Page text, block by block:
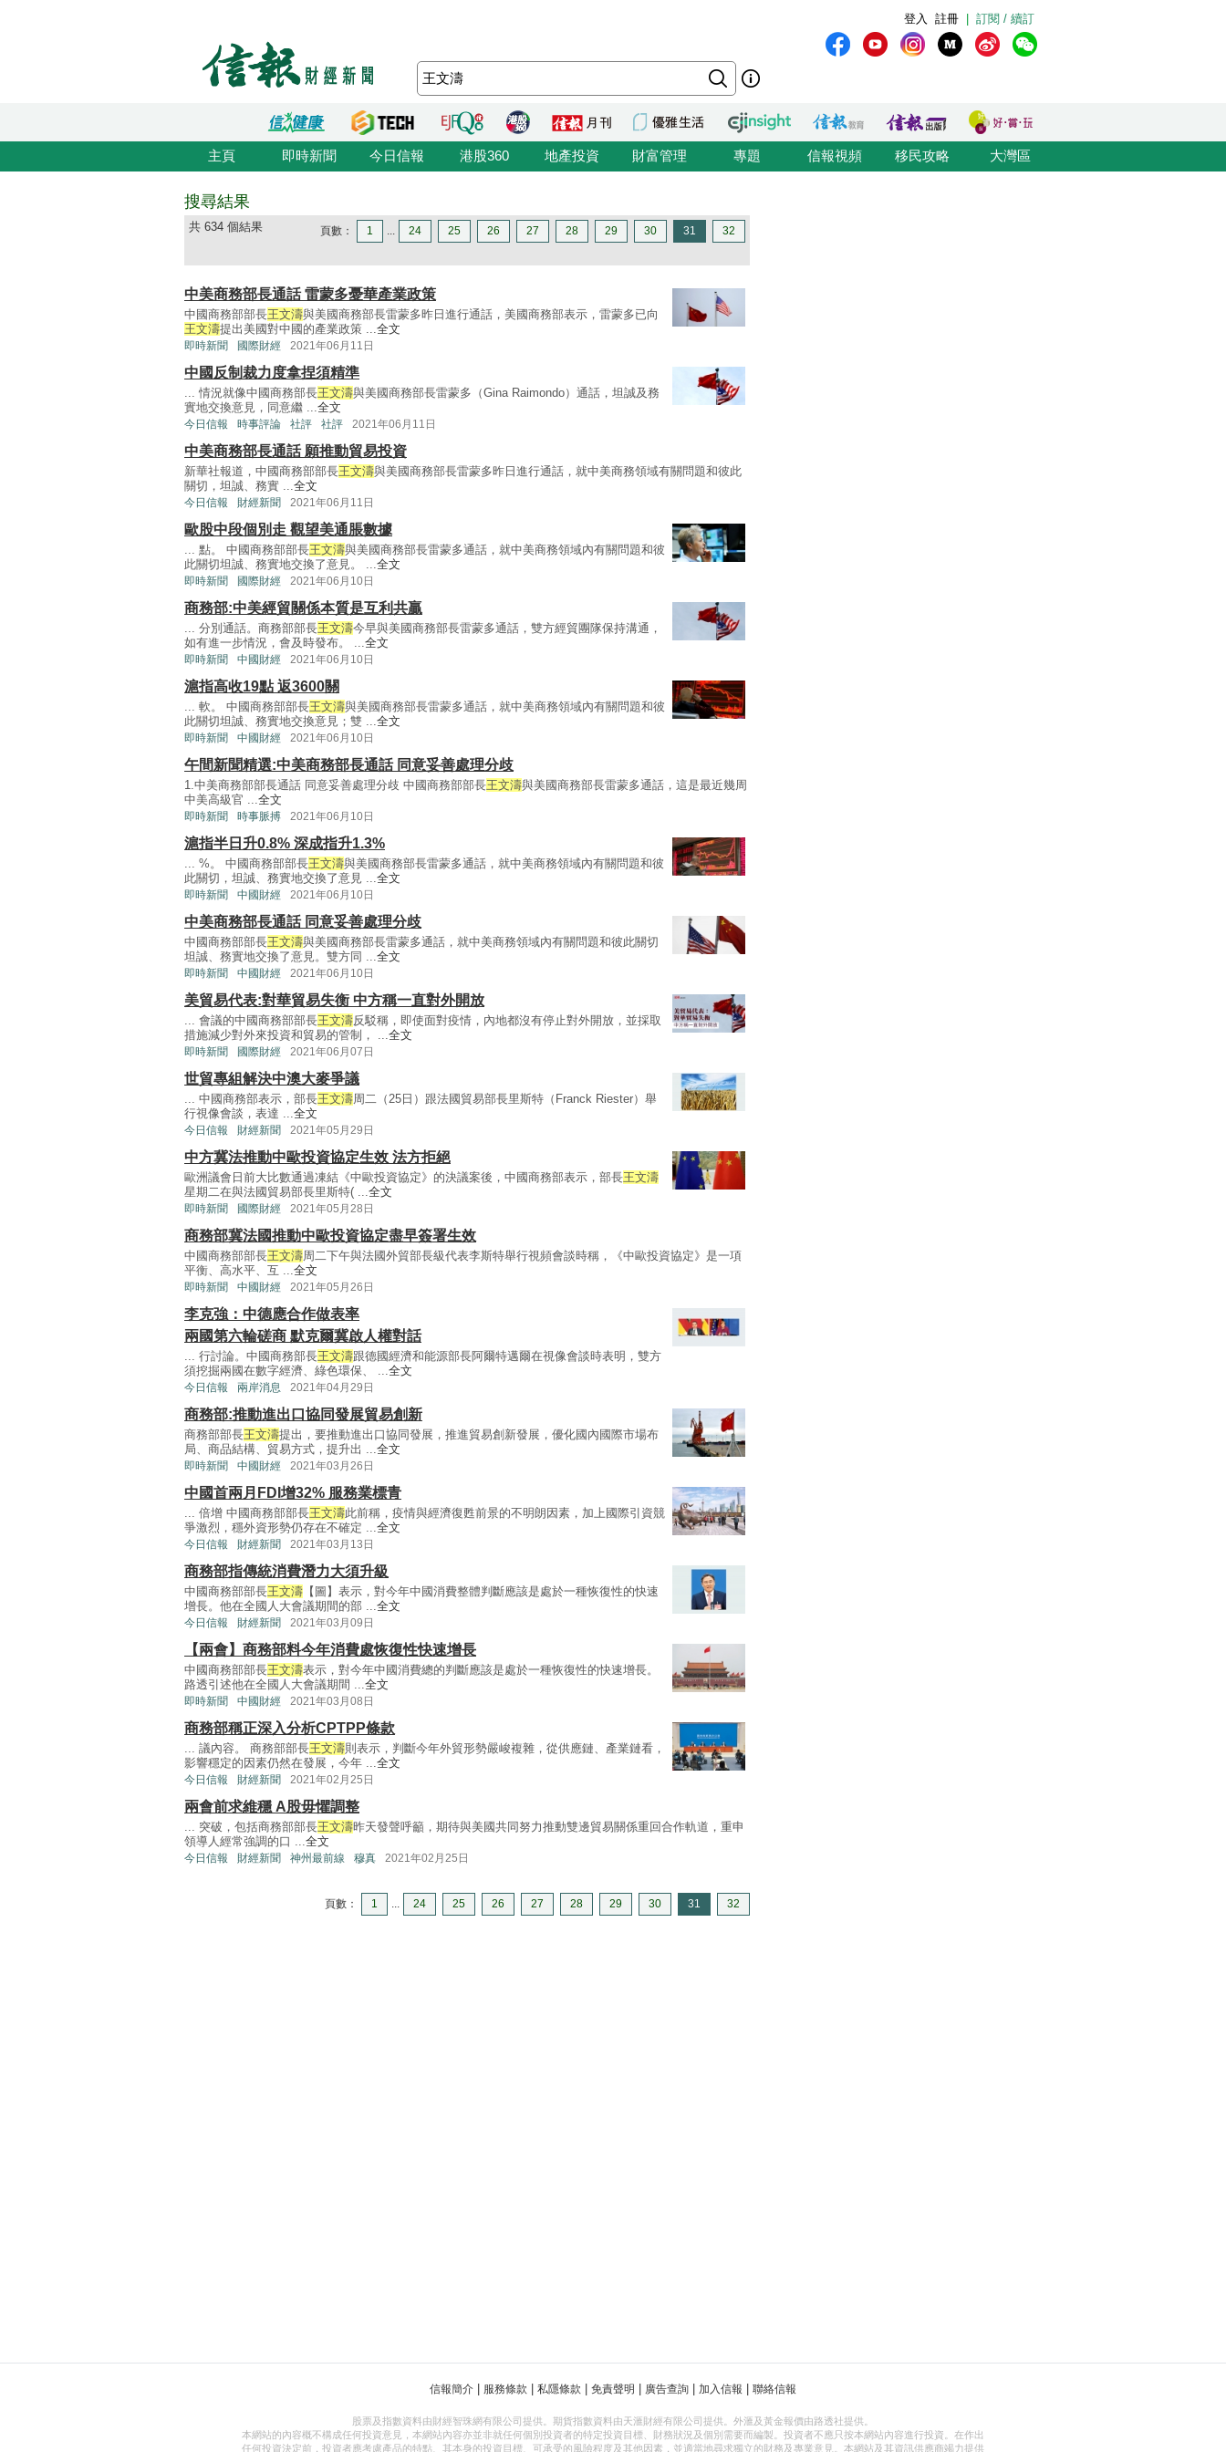
訂閱 / 續訂
註冊
登入
主頁 即時新聞 今日信報 港股360 地產投資 財富管理 專題 信報視頻 移民攻略 大灣區
搜尋結果
共 634 個結果 頁數： 1 ... 24 25 26 27 28 29 30 31 32
中美商務部長通話 雷蒙多憂華產業政策
中國商務部部長王文濤與美國商務部長雷蒙多昨日進行通話，美國商務部表示，雷蒙多已向
王文濤提出美國對中國的產業政策 ...全文
即時新聞 國際財經 2021年06月11日
中國反制裁力度拿捏須精準
... 情況就像中國商務部長王文濤與美國商務部長雷蒙多（Gina Raimondo）通話，坦誠及務
實地交換意見，同意繼 ...全文
今日信報 時事評論 社評 社評 2021年06月11日
中美商務部長通話 願推動貿易投資
新華社報道，中國商務部部長王文濤與美國商務部長雷蒙多昨日進行通話，就中美商務領域有關問題和彼此
關切，坦誠、務實 ...全文
今日信報 財經新聞 2021年06月11日
歐股中段個別走 觀望美通脹數據
... 點。 中國商務部部長王文濤與美國商務部長雷蒙多通話，就中美商務領域內有關問題和彼
此關切坦誠、務實地交換了意見。 ...全文
即時新聞 國際財經 2021年06月10日
商務部:中美經貿關係本質是互利共贏
... 分別通話。商務部部長王文濤今早與美國商務部長雷蒙多通話，雙方經貿團隊保持溝通，
如有進一步情況，會及時發布。 ...全文
即時新聞 中國財經 2021年06月10日
滬指高收19點 返3600關
... 軟。 中國商務部部長王文濤與美國商務部長雷蒙多通話，就中美商務領域內有關問題和彼
此關切坦誠、務實地交換意見；雙 ...全文
即時新聞 中國財經 2021年06月10日
午間新聞精選:中美商務部長通話 同意妥善處理分歧
1.中美商務部部長通話 同意妥善處理分歧 中國商務部部長王文濤與美國商務部長雷蒙多通話，這是最近幾周
中美高級官 ...全文
即時新聞 時事脈搏 2021年06月10日
滬指半日升0.8% 深成指升1.3%
... %。 中國商務部部長王文濤與美國商務部長雷蒙多通話，就中美商務領域內有關問題和彼
此關切，坦誠、務實地交換了意見 ...全文
即時新聞 中國財經 2021年06月10日
中美商務部長通話 同意妥善處理分歧
中國商務部部長王文濤與美國商務部長雷蒙多通話，就中美商務領域內有關問題和彼此關切
坦誠、務實地交換了意見。雙方同 ...全文
即時新聞 中國財經 2021年06月10日
美貿易代表:對華貿易失衡 中方稱一直對外開放
... 會議的中國商務部部長王文濤反駁稱，即使面對疫情，內地都沒有停止對外開放，並採取
措施減少對外來投資和貿易的管制， ...全文
即時新聞 國際財經 2021年06月07日
世貿專組解決中澳大麥爭議
... 中國商務部表示，部長王文濤周二（25日）跟法國貿易部長里斯特（Franck Riester）舉
行視像會談，表達 ...全文
今日信報 財經新聞 2021年05月29日
中方冀法推動中歐投資協定生效 法方拒絕
歐洲議會日前大比數通過凍結《中歐投資協定》的決議案後，中國商務部表示，部長王文濤
星期二在與法國貿易部長里斯特( ...全文
即時新聞 國際財經 2021年05月28日
商務部冀法國推動中歐投資協定盡早簽署生效
中國商務部部長王文濤周二下午與法國外貿部長級代表李斯特舉行視頻會談時稱，《中歐投資協定》是一項
平衡、高水平、互 ...全文
即時新聞 中國財經 2021年05月26日
李克強：中德應合作做表率
兩國第六輪磋商 默克爾冀啟人權對話
... 行討論。中國商務部長王文濤跟德國經濟和能源部長阿爾特邁爾在視像會談時表明，雙方
須挖掘兩國在數字經濟、綠色環保、 ...全文
今日信報 兩岸消息 2021年04月29日
商務部:推動進出口協同發展貿易創新
商務部部長王文濤提出，要推動進出口協同發展，推進貿易創新發展，優化國內國際市場布
局、商品結構、貿易方式，提升出 ...全文
即時新聞 中國財經 2021年03月26日
中國首兩月FDI增32% 服務業標青
... 倍增 中國商務部部長王文濤此前稱，疫情與經濟復甦前景的不明朗因素，加上國際引資競
爭激烈，穩外資形勢仍存在不確定 ...全文
今日信報 財經新聞 2021年03月13日
商務部指傳統消費潛力大須升級
中國商務部部長王文濤 【圖】表示，對今年中國消費整體判斷應該是處於一種恢復性的快速
增長。他在全國人大會議期間的部 ...全文
今日信報 財經新聞 2021年03月09日
【兩會】商務部料今年消費處恢復性快速增長
中國商務部部長王文濤表示，對今年中國消費總的判斷應該是處於一種恢復性的快速增長。
路透引述他在全國人大會議期間 ...全文
即時新聞 中國財經 2021年03月08日
商務部稱正深入分析CPTPP條款
... 議內容。 商務部部長王文濤則表示，判斷今年外貿形勢嚴峻複雜，從供應鏈、產業鏈看，
影響穩定的因素仍然在發展，今年 ...全文
今日信報 財經新聞 2021年02月25日
兩會前求維穩 A股毋懼調整
... 突破，包括商務部部長王文濤昨天發聲呼籲，期待與美國共同努力推動雙邊貿易關係重回合作軌道，重申
領導人經常強調的口 ...全文
今日信報 財經新聞 神州最前線 穆真 2021年02月25日
頁數： 1 ... 24 25 26 27 28 29 30 31 32
信報簡介 服務條款 私隱條款 免責聲明 廣告查詢 加入信報 聯絡信報
股票及指數資料由財經智珠網有限公司提供。期貨指數資料由天滙財經有限公司提供。外滙及黃金報價由路透社提供。
本網站的內容概不構成任何投資意見，本網站內容亦並非就任何個別投資者的特定投資目標、財務狀況及個別需要而編製。投資者不應只按本網站內容進行投資。在作出
任何投資決定前，投資者應考慮產品的特點、其本身的投資目標、可承受的風險程度及其他因素，並適當地尋求獨立的財務及專業意見。本網站及其資訊供應商竭力提供